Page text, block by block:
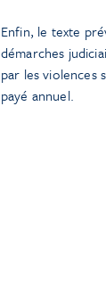
Enfin, le texte
démarches
par les violences
payé annuel.